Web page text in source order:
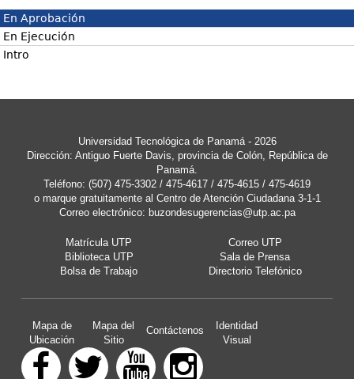
En Aprobación
En Ejecución
Intro
Universidad Tecnológica de Panamá - 2026
Dirección: Antiguo Fuerte Davis, provincia de Colón, República de
Panamá.
Teléfono: (507) 475-3302 / 475-4617 / 475-4615 / 475-4619
o marque gratuitamente al Centro de Atención Ciudadana 3-1-1
Correo electrónico: buzondesugerencias@utp.ac.pa
Matrícula UTP
Correo UTP
Biblioteca UTP
Sala de Prensa
Bolsa de Trabajo
Directorio Telefónico
Mapa de
Ubicación
Mapa del
Sitio
Contáctenos
Identidad
Visual